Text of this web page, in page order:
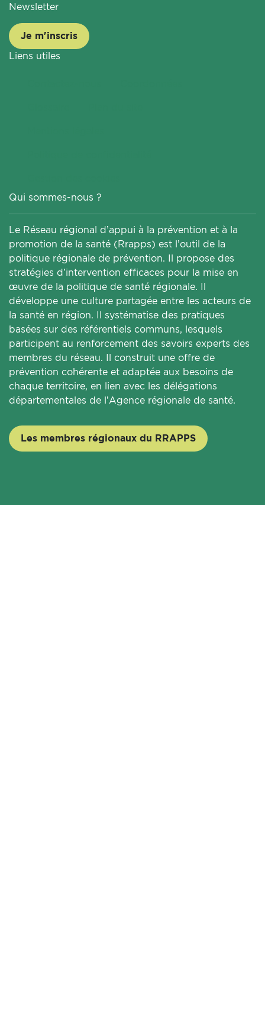
Newsletter
Je m'inscris
Liens utiles
Qui sommes-nous ?
Le Réseau régional d’appui à la prévention et à la
promotion de la santé (Rrapps) est l’outil de la
politique régionale de prévention. Il propose des
stratégies d’intervention efficaces pour la mise en
œuvre de la politique de santé régionale. Il
développe une culture partagée entre les acteurs de
la santé en région. Il systématise des pratiques
basées sur des référentiels communs, lesquels
participent au renforcement des savoirs experts des
membres du réseau. Il construit une offre de
prévention cohérente et adaptée aux besoins de
chaque territoire, en lien avec les délégations
départementales de l’Agence régionale de santé.
Les membres régionaux du RRAPPS